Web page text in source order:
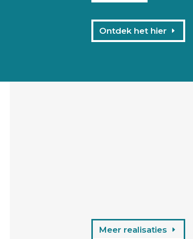
Ontdek het hier
Meer realisaties